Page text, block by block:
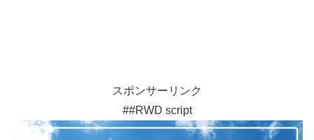
スポンサーリンク
##RWD script